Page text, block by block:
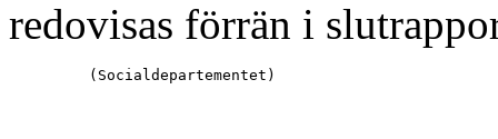
redovisas förrän i